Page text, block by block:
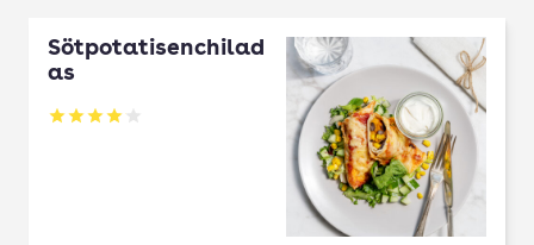
Sötpotatisenchilad
as
Betyg: 4.07 av 5